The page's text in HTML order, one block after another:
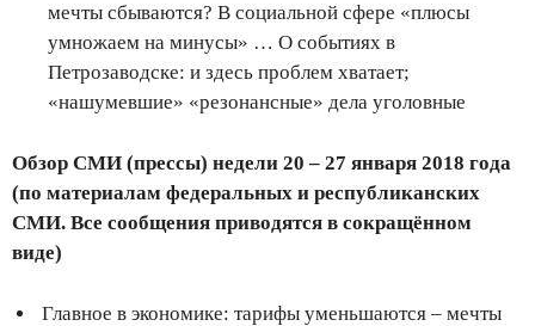
мечты сбываются? В социальной сфере «плюсы
умножаем на минусы» … О событиях в
Петрозаводске: и здесь проблем хватает;
«нашумевшие» «резонансные» дела уголовные
Обзор СМИ (прессы) недели 20 – 27 января 2018 года
(по материалам федеральных и республиканских
СМИ. Все сообщения приводятся в сокращённом
виде)
Главное в экономике: тарифы уменьшаются – мечты